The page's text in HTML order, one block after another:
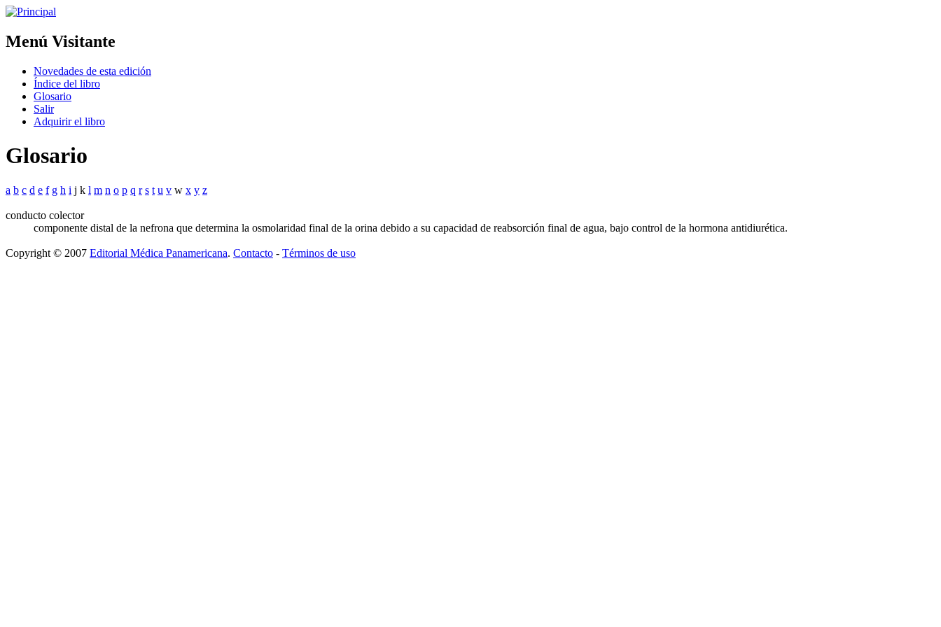
Menú Visitante
Novedades de esta edición
Índice del libro
Glosario
Salir
Adquirir el libro
Glosario
a b c d e f g h i j k l m n o p q r s t u v w x y z
conducto colector
componente distal de la nefrona que determina la osmolaridad final de la orina debido a su capacidad de reabsorción final de agua, bajo control de la hormona antidiurética.
Copyright © 2007 Editorial Médica Panamericana. Contacto - Términos de uso